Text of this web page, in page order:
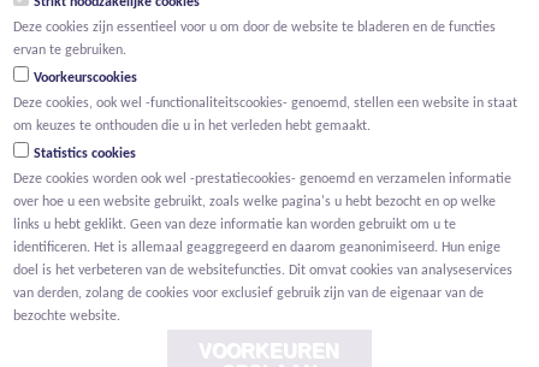
BTW BE 0466.256.432
Deze cookies zijn essentieel voor u om door de website te bladeren en de functies
ervan te gebruiken.
Voorkeurscookies
Deze cookies, ook wel -functionaliteitscookies- genoemd, stellen een website in staat
om keuzes te onthouden die u in het verleden hebt gemaakt.
Statistics cookies
Deze cookies worden ook wel -prestatiecookies- genoemd en verzamelen informatie
over hoe u een website gebruikt, zoals welke pagina's u hebt bezocht en op welke
links u hebt geklikt. Geen van deze informatie kan worden gebruikt om u te
identificeren. Het is allemaal geaggregeerd en daarom geanonimiseerd. Hun enige
doel is het verbeteren van de websitefuncties. Dit omvat cookies van analyseservices
van derden, zolang de cookies voor exclusief gebruik zijn van de eigenaar van de
bezochte website.
VOORKEUREN